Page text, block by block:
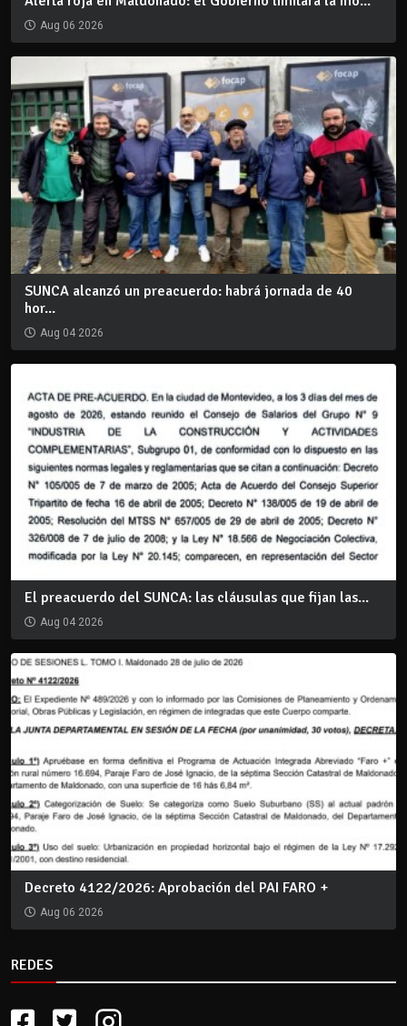
Aug 06 2026
SUNCA alcanzó un preacuerdo: habrá jornada de 40
hor...
Aug 04 2026
El preacuerdo del SUNCA: las cláusulas que fijan las...
Aug 04 2026
Decreto 4122/2026: Aprobación del PAI FARO +
Aug 06 2026
REDES